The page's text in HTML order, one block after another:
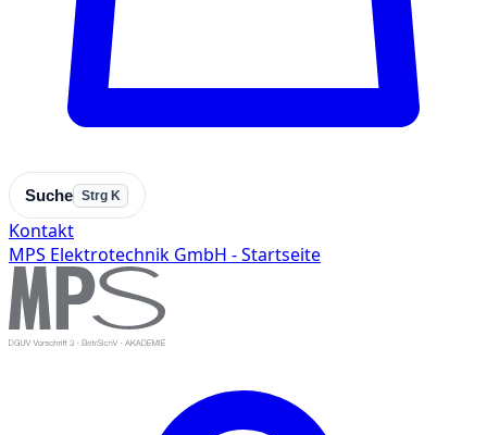
Suche Strg K
Kontakt
MPS Elektrotechnik GmbH - Startseite